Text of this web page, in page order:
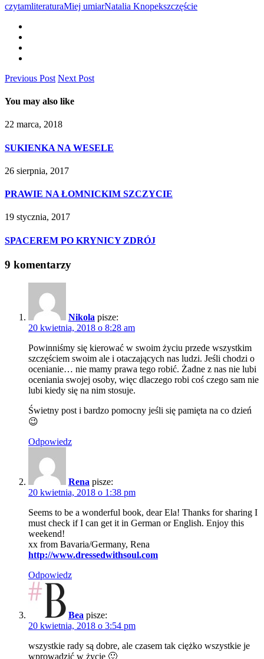
czytamliteraturaMiej umiarNatalia Knopekszczęście
Previous Post Next Post
You may also like
22 marca, 2018
SUKIENKA NA WESELE
26 sierpnia, 2017
PRAWIE NA ŁOMNICKIM SZCZYCIE
19 stycznia, 2017
SPACEREM PO KRYNICY ZDRÓJ
9 komentarzy
Nikola pisze:
20 kwietnia, 2018 o 8:28 am
Powinniśmy się kierować w swoim życiu przede wszystkim
szczęściem swoim ale i otaczających nas ludzi. Jeśli chodzi o
ocenianie… nie mamy prawa tego robić. Żadne z nas nie lubi
oceniania swojej osoby, więc dlaczego robi coś czego sam nie
lubi kiedy się na nim stosuje.
Świetny post i bardzo pomocny jeśli się pamięta na co dzień
😉
Odpowiedz
Rena pisze:
20 kwietnia, 2018 o 1:38 pm
Seems to be a wonderful book, dear Ela! Thanks for sharing I
must check if I can get it in German or English. Enjoy this
weekend!
xx from Bavaria/Germany, Rena
http://www.dressedwithsoul.com
Odpowiedz
Bea pisze:
20 kwietnia, 2018 o 3:54 pm
wszystkie rady są dobre, ale czasem tak ciężko wszystkie je
wprowadzić w życie 🙂